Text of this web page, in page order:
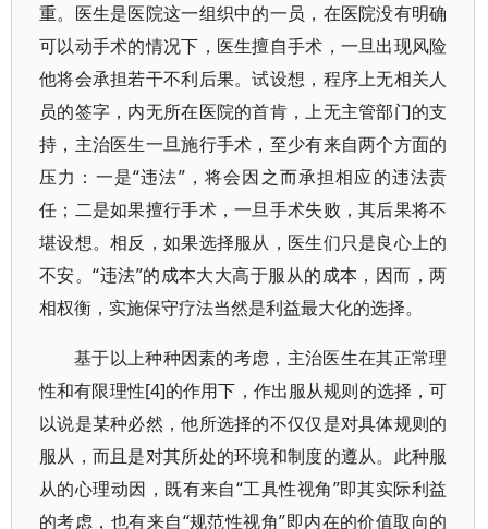
重。医生是医院这一组织中的一员，在医院没有明确
可以动手术的情况下，医生擅自手术，一旦出现风险
他将会承担若干不利后果。试设想，程序上无相关人
员的签字，内无所在医院的首肯，上无主管部门的支
持，主治医生一旦施行手术，至少有来自两个方面的
压力：一是“违法”，将会因之而承担相应的违法责
任；二是如果擅行手术，一旦手术失败，其后果将不
堪设想。相反，如果选择服从，医生们只是良心上的
不安。“违法”的成本大大高于服从的成本，因而，两
相权衡，实施保守疗法当然是利益最大化的选择。
基于以上种种因素的考虑，主治医生在其正常理
性和有限理性[4]的作用下，作出服从规则的选择，可
以说是某种必然，他所选择的不仅仅是对具体规则的
服从，而且是对其所处的环境和制度的遵从。此种服
从的心理动因，既有来自“工具性视角”即其实际利益
的考虑，也有来自“规范性视角”即内在的价值取向的